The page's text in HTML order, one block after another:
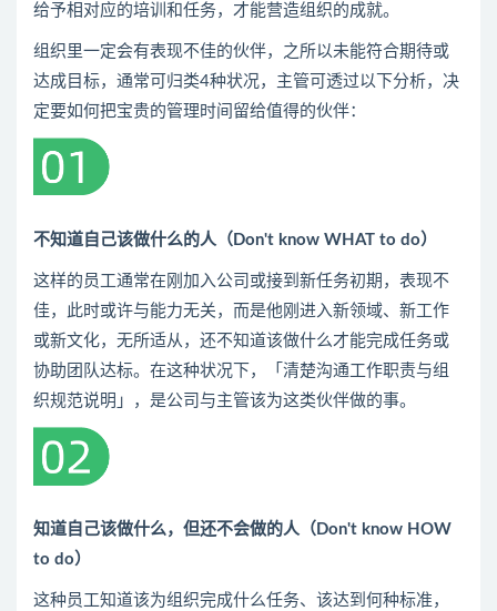
给予相对应的培训和任务，才能营造组织的成就。
组织里一定会有表现不佳的伙伴，之所以未能符合期待或
达成目标，通常可归类4种状况，主管可透过以下分析，决
定要如何把宝贵的管理时间留给值得的伙伴：
不知道自己该做什么的人（Don't know WHAT to do）
这样的员工通常在刚加入公司或接到新任务初期，表现不
佳，此时或许与能力无关，而是他刚进入新领域、新工作
或新文化，无所适从，还不知道该做什么才能完成任务或
协助团队达标。在这种状况下，「清楚沟通工作职责与组
织规范说明」，是公司与主管该为这类伙伴做的事。
知道自己该做什么，但还不会做的人（Don't know HOW
to do）
这种员工知道该为组织完成什么任务、该达到何种标准，